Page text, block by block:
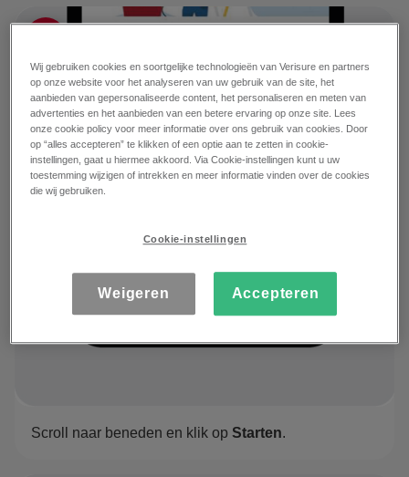
Scroll naar beneden en klik op Starten.
Wij gebruiken cookies en soortgelijke technologieën van Verisure en partners
op onze website voor het analyseren van uw gebruik van de site, het
aanbieden van gepersonaliseerde content, het personaliseren en meten van
advertenties en het aanbieden van een betere ervaring op onze site. Lees
onze cookie policy voor meer informatie over ons gebruik van cookies. Door
op “alles accepteren” te klikken of een optie aan te zetten in cookie-
instellingen, gaat u hiermee akkoord. Via Cookie-instellingen kunt u uw
toestemming wijzigen of intrekken en meer informatie vinden over de cookies
die wij gebruiken.
Cookie-instellingen
Weigeren Accepteren